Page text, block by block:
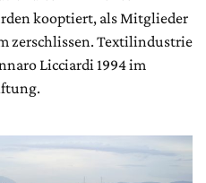
kooptiert, als Mitglieder
zerschlissen. Textilindustrie
Licciardi 1994 im